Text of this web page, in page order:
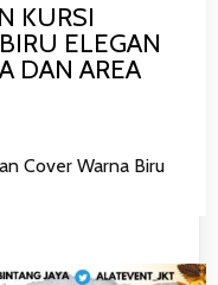
KURSI
ELEGAN
DAN AREA
Cover Warna Biru